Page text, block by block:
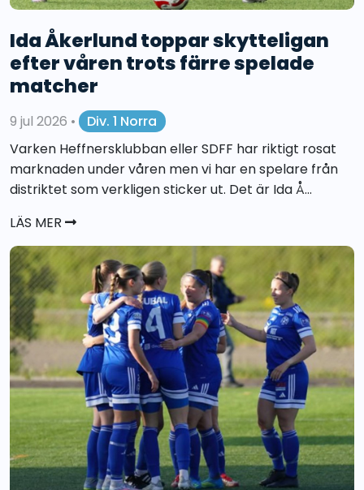
Ida Åkerlund toppar skytteligan
efter våren trots färre spelade
matcher
9 jul 2026 •
Div. 1 Norra
Varken Heffnersklubban eller SDFF har riktigt rosat
marknaden under våren men vi har en spelare från
distriktet som verkligen sticker ut. Det är Ida Å...
LÄS MER